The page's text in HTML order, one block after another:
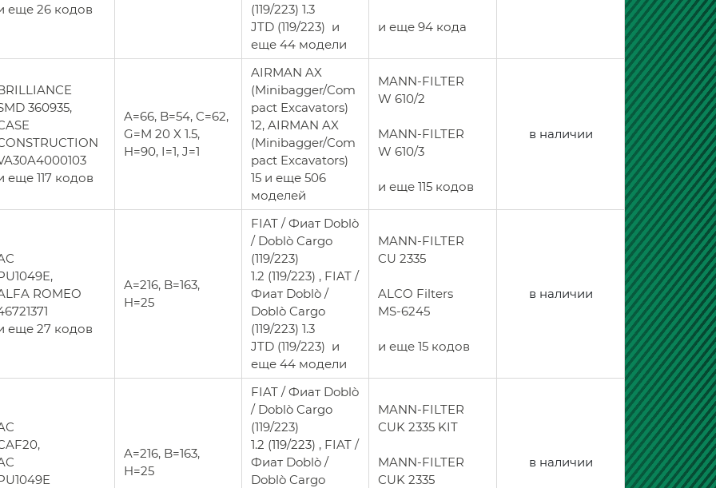
еще 26 кодов
(119/223) 1.3
JTD (119/223) и
еще 44 модели
и еще 94 кода
360935,
еще 117 кодов
A=66, B=54, C=62,
G=M 20 X 1.5,
H=90, I=1, J=1
AIRMAN AX
(Minibagger/Com
pact Excavators)
12, AIRMAN AX
(Minibagger/Com
pact Excavators)
15 и еще 506
моделей
MANN-FILTER
W 610/2
MANN-FILTER
W 610/3
и еще 115 кодов
в наличии
ROMEO
еще 27 кодов
A=216, B=163,
H=25
FIAT / Фиат Doblò
/ Doblò Cargo
(119/223)
1.2 (119/223) , FIAT /
Фиат Doblò /
Doblò Cargo
(119/223) 1.3
JTD (119/223) и
еще 44 модели
MANN-FILTER
CU 2335
ALCO Filters
MS-6245
и еще 15 кодов
в наличии
A=216, B=163,
H=25
FIAT / Фиат Doblò
/ Doblò Cargo
(119/223)
1.2 (119/223) , FIAT /
Фиат Doblò /
Doblò Cargo
MANN-FILTER
CUK 2335 KIT
MANN-FILTER
CUK 2335
в наличии